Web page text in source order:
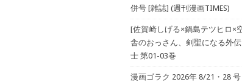
併号 [雑誌] (週刊漫画TIMES)
[佐賀崎しげる×鍋島テツヒロ×
舎のおっさん、剣聖になる外
士 第01-03巻
漫画ゴラク 2026年 8/21・28